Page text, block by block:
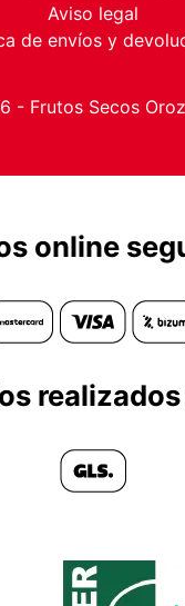
Aviso legal
de envíos y
- Frutos Secos
online